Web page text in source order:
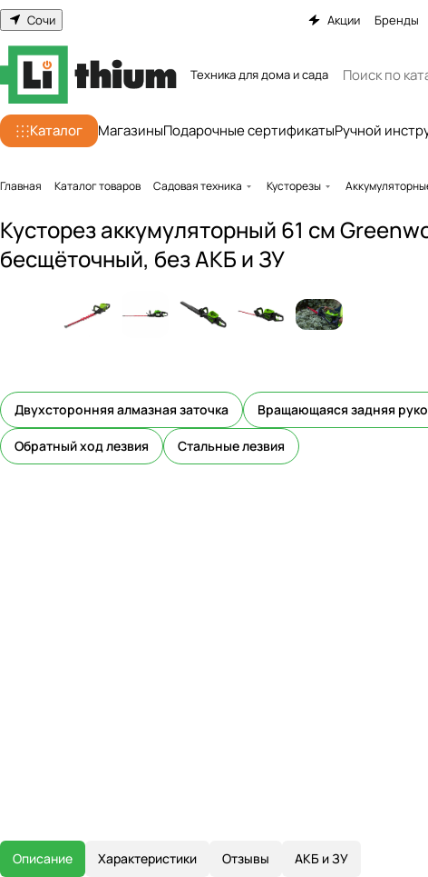
Сочи Акции Бренды
Техника для дома и сада
Каталог МагазиныПодарочные сертификатыРучной
Главная Каталог товаров Садовая техника Кусторезы
Кусторез аккумуляторный 61 см
бесщёточный, без АКБ и ЗУ
Двухсторонняя алмазная заточка Вращающаяся задняя
Обратный ход лезвия Стальные лезвия
Описание Характеристики Отзывы АКБ и ЗУ